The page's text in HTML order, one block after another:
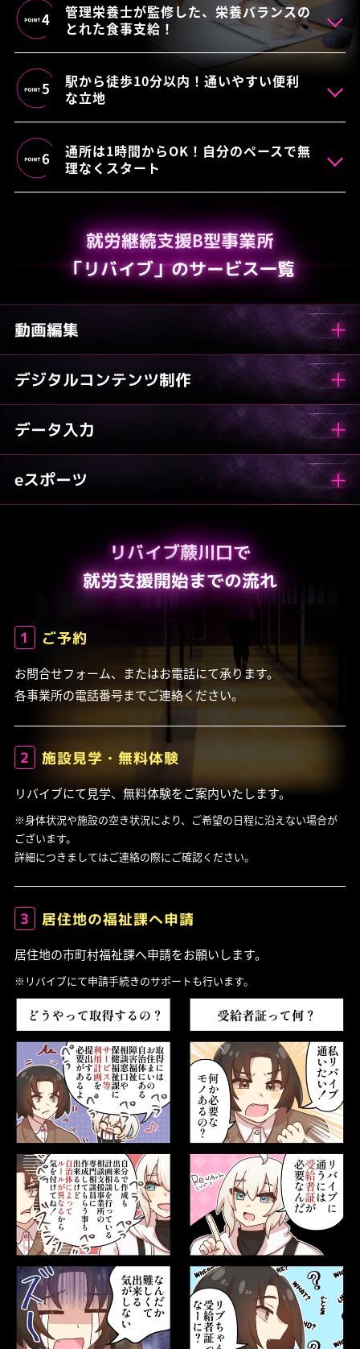
4
管理栄養士が監修した、栄養バランスの
とれた食事支給！
5
駅から徒歩10分以内！通いやすい便利
な立地
6
通所は1時間からOK！自分のペースで無
理なくスタート
就労継続支援B型事業所
「リバイブ」のサービス一覧
動画編集
デジタルコンテンツ制作
データ入力
eスポーツ
リバイブ蕨川口で
就労支援開始までの流れ
1 ご予約
お問合せフォーム、またはお電話にて承ります。
各事業所の電話番号までご連絡ください。
2 施設見学・無料体験
リバイブにて見学、無料体験をご案内いたします。
※身体状況や施設の空き状況により、ご希望の日程に沿えない場合が
ございます。
詳細につきましてはご連絡の際にご確認ください。
3 居住地の福祉課へ申請
居住地の市町村福祉課へ申請をお願いします。
※リバイブにて申請手続きのサポートも行います。